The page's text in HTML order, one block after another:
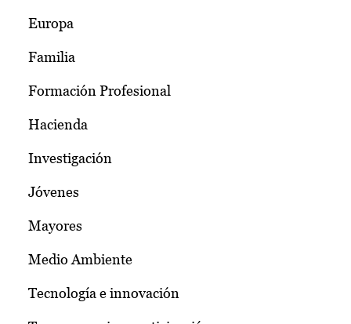
Europa
Familia
Formación Profesional
Hacienda
Investigación
Jóvenes
Mayores
Medio Ambiente
Tecnología e innovación